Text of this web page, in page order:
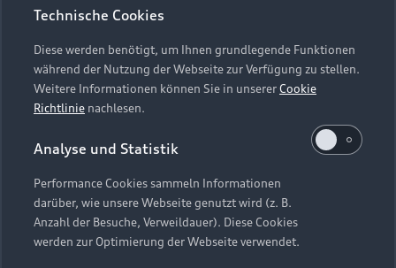
Online-Terminvereinbarung
Servicekontakt
Vertrag widerrufen
Investor Relations
Presse & Media Center
Datenschutz
Audi erleben
Newsletter
Impressum Rechtliches
Hinweisgebersystem
Datenschutzinformation
Cookie-Einstellungen
Cookie-Richtlinie
Barrierefreiheit
Hinweis: Die aktuelle Darstellung und Anordnung der
Embleme am Fahrzeug bei allen Abbildungen auf dieser
Webseite kann abweichen.
Technische Cookies
Diese werden benötigt, um Ihnen grundlegende Funktionen
während der Nutzung der Webseite zur Verfügung zu stellen.
Weitere Informationen können Sie in unsererCookie
Richtlinie nachlesen.
Analyse und Statistik
Performance Cookies sammeln Informationen
darüber, wie unsere Webseite genutzt wird (z. B.
Anzahl der Besuche, Verweildauer). Diese Cookies
werden zur Optimierung der Webseite verwendet.